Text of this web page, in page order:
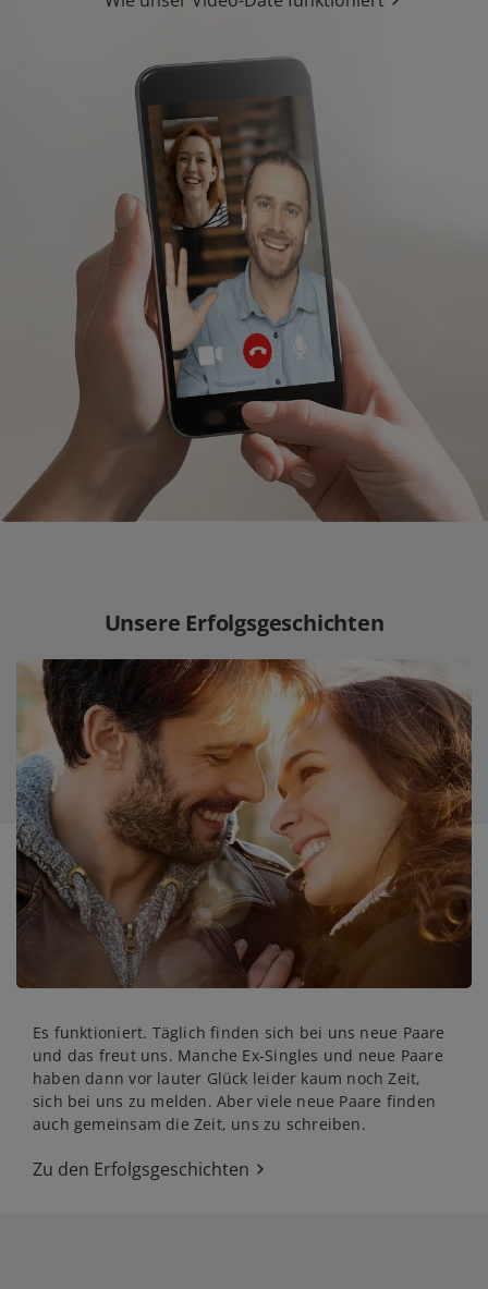
Unsere Erfolgsgeschichten
Es funktioniert. Täglich finden sich bei uns neue Paare
und das freut uns. Manche Ex-Singles und neue Paare
haben dann vor lauter Glück leider kaum noch Zeit,
sich bei uns zu melden. Aber viele neue Paare finden
auch gemeinsam die Zeit, uns zu schreiben.
Zu den Erfolgsgeschichten